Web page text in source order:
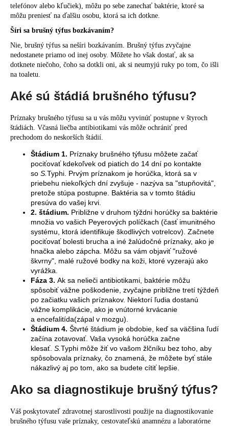
telefónov alebo kľučiek), môžu po sebe zanechať baktérie, ktoré sa
môžu preniesť na ďalšiu osobu, ktorá sa ich dotkne.
Šíri sa brušný týfus bozkávaním?
Nie, brušný týfus sa nešíri bozkávaním. Brušný týfus zvyčajne
nedostanete priamo od inej osoby. Môžete ho však dostať, ak sa
dotknete niečoho, čoho sa dotkli oni, ak si neumyjú ruky po tom, čo išli
na toaletu.
Aké sú štádiá brušného týfusu?
Príznaky brušného týfusu sa u vás môžu vyvinúť postupne v štyroch
štádiách. Včasná liečba antibiotikami vás môže ochrániť pred
prechodom do neskorších štádií.
Štádium 1. Príznaky brušného týfusu môžete začať
pociťovať kdekoľvek od piatich do 14 dní po kontakte
so S. Typhi. Prvým príznakom je horúčka, ktorá sa v
priebehu niekoľkých dní zvyšuje - nazýva sa "stupňovitá",
pretože stúpa postupne. Baktéria sa v tomto štádiu
presúva do vašej krvi.
2. štádium. Približne v druhom týždni horúčky sa baktérie
množia vo vašich Peyerových políčkach (časť imunitného
systému, ktorá identifikuje škodlivých votrelcov). Začnete
pociťovať bolesti brucha a iné žalúdočné príznaky, ako je
hnačka alebo zápcha. Môžu sa vám objaviť "ružové
škvrny", malé ružové bodky na koži, ktoré vyzerajú ako
vyrážka.
Fáza 3. Ak sa nelieči antibiotikami, baktérie môžu
spôsobiť vážne poškodenie, zvyčajne približne tretí týždeň
po začiatku vašich príznakov. Niektorí ľudia dostanú
vážne komplikácie, ako je vnútorné krvácanie
a encefalitída(zápal v mozgu).
Štádium 4. Štvrté štádium je obdobie, keď sa väčšina ľudí
začína zotavovať. Vaša vysoká horúčka začne
klesať. S. Typhi môže žiť vo vašom žlčníku bez toho, aby
spôsobovala príznaky, čo znamená, že môžete byť stále
nákazlivý aj po tom, ako sa budete cítiť lepšie.
Ako sa diagnostikuje brušný týfus?
Váš poskytovateľ zdravotnej starostlivosti použije na diagnostikovanie
brušného týfusu vaše príznaky, cestovateľskú anamnézu a laboratórne